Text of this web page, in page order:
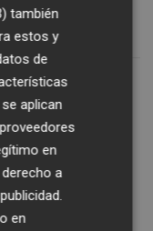
también
estos y
de
aplican
en
a
en